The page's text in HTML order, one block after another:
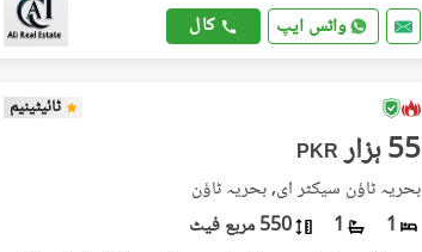
واٹس ایپ کال
ٹائیٹینیم
PKR 55 ہزار
بحریہ ٹاؤن سیکٹر ای, بحریہ ٹاؤن
1
1 550 مربع فیٹ